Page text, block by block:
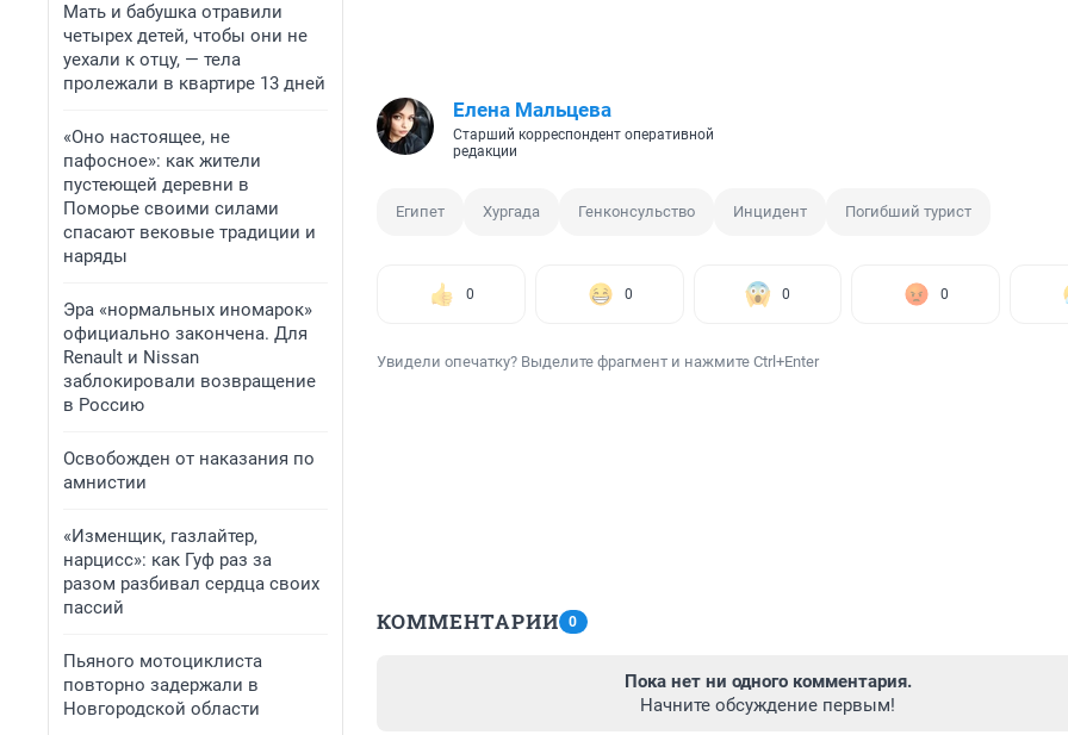
Мать и бабушка отравили
четырех детей, чтобы они не
уехали к отцу, — тела
пролежали в квартире 13 дней
«Оно настоящее, не
пафосное»: как жители
пустеющей деревни в
Поморье своими силами
спасают вековые традиции и
наряды
Эра «нормальных иномарок»
официально закончена. Для
Renault и Nissan
заблокировали возвращение
в Россию
Освобожден от наказания по
амнистии
«Изменщик, газлайтер,
нарцисс»: как Гуф раз за
разом разбивал сердца своих
пассий
Пьяного мотоциклиста
повторно задержали в
Новгородской области
Елена Мальцева
Старший корреспондент оперативной
редакции
Египет Хургада Генконсульство Инцидент Погибший турист
0 0 0 0
Увидели опечатку? Выделите фрагмент и нажмите Ctrl+Enter
КОММЕНТАРИИ 0
Пока нет ни одного комментария.
Начните обсуждение первым!